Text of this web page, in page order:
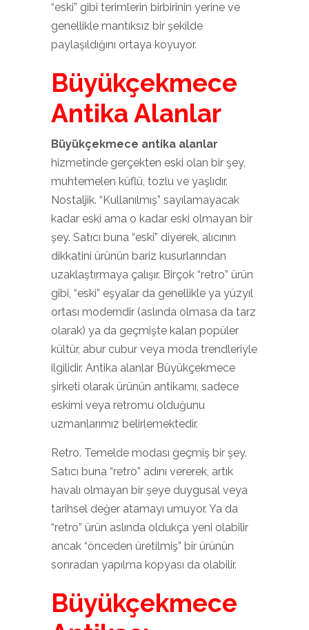
“eski” gibi terimlerin birbirinin yerine ve
genellikle mantıksız bir şekilde
paylaşıldığını ortaya koyuyor.
Büyükçekmece
Antika Alanlar
Büyükçekmece antika alanlar
hizmetinde gerçekten eski olan bir şey,
muhtemelen küflü, tozlu ve yaşlıdır.
Nostaljik. “Kullanılmış” sayılamayacak
kadar eski ama o kadar eski olmayan bir
şey. Satıcı buna “eski” diyerek, alıcının
dikkatini ürünün bariz kusurlarından
uzaklaştırmaya çalışır. Birçok “retro” ürün
gibi, “eski” eşyalar da genellikle ya yüzyıl
ortası moderndir (aslında olmasa da tarz
olarak) ya da geçmişte kalan popüler
kültür, abur cubur veya moda trendleriyle
ilgilidir. Antika alanlar Büyükçekmece
şirketi olarak ürünün antikamı, sadece
eskimi veya retromu olduğunu
uzmanlarımız belirlemektedir.
Retro. Temelde modası geçmiş bir şey.
Satıcı buna “retro” adını vererek, artık
havalı olmayan bir şeye duygusal veya
tarihsel değer atamayı umuyor. Ya da
“retro” ürün aslında oldukça yeni olabilir
ancak “önceden üretilmiş” bir ürünün
sonradan yapılma kopyası da olabilir.
Büyükçekmece